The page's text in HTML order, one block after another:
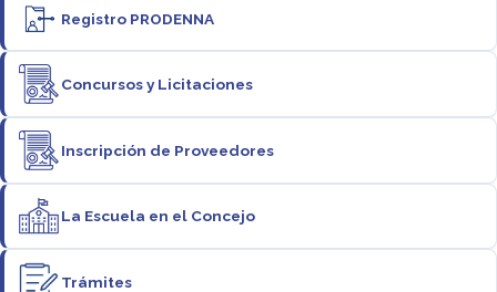
Registro PRODENNA
Concursos y Licitaciones
Inscripción de Proveedores
La Escuela en el Concejo
Trámites